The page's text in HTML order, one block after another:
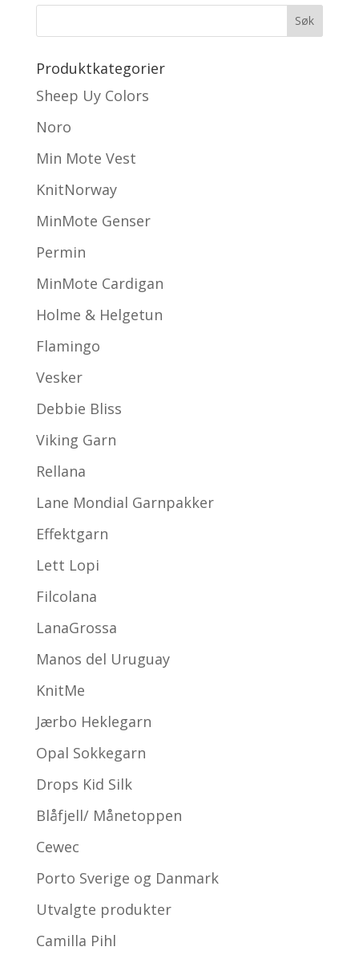
Produktkategorier
Sheep Uy Colors
Noro
Min Mote Vest
KnitNorway
MinMote Genser
Permin
MinMote Cardigan
Holme & Helgetun
Flamingo
Vesker
Debbie Bliss
Viking Garn
Rellana
Lane Mondial Garnpakker
Effektgarn
Lett Lopi
Filcolana
LanaGrossa
Manos del Uruguay
KnitMe
Jærbo Heklegarn
Opal Sokkegarn
Drops Kid Silk
Blåfjell/ Månetoppen
Cewec
Porto Sverige og Danmark
Utvalgte produkter
Camilla Pihl